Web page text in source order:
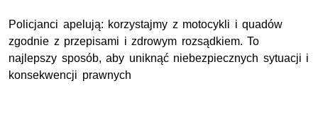
Policjanci apelują: korzystajmy z motocykli i quadów
zgodnie z przepisami i zdrowym rozsądkiem. To
najlepszy sposób, aby uniknąć niebezpiecznych sytuacji i
konsekwencji prawnych